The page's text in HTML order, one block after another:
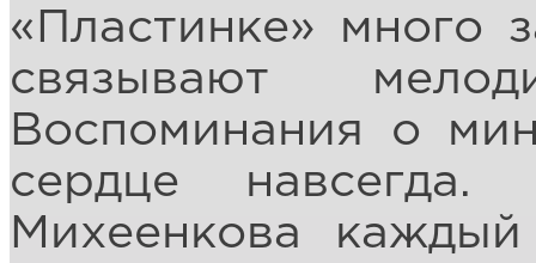
«Пластинке» много
связывают
Воспоминания о
сердце
Михеенкова